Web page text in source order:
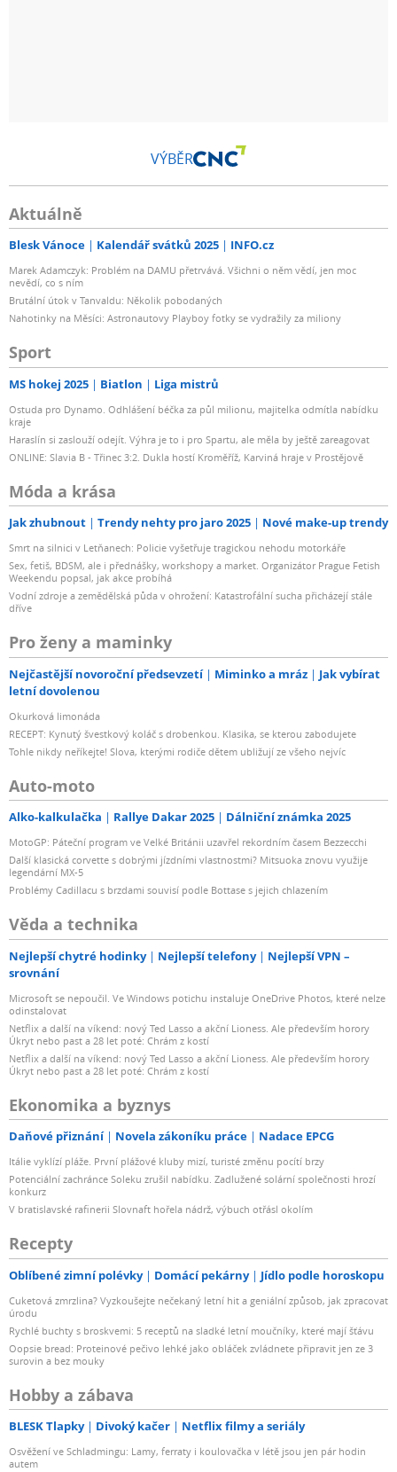
VÝBĚR
Aktuálně
Blesk Vánoce Kalendář svátků 2025 INFO.cz
Marek Adamczyk: Problém na DAMU přetrvává. Všichni o něm vědí, jen moc
nevědí, co s ním
Brutální útok v Tanvaldu: Několik pobodaných
Nahotinky na Měsíci: Astronautovy Playboy fotky se vydražily za miliony
Sport
MS hokej 2025 Biatlon Liga mistrů
Ostuda pro Dynamo. Odhlášení béčka za půl milionu, majitelka odmítla nabídku
kraje
Haraslín si zaslouží odejít. Výhra je to i pro Spartu, ale měla by ještě zareagovat
ONLINE: Slavia B - Třinec 3:2. Dukla hostí Kroměříž, Karviná hraje v Prostějově
Móda a krása
Jak zhubnout Trendy nehty pro jaro 2025 Nové make-up trendy
Smrt na silnici v Letňanech: Policie vyšetřuje tragickou nehodu motorkáře
Sex, fetiš, BDSM, ale i přednášky, workshopy a market. Organizátor Prague Fetish
Weekendu popsal, jak akce probíhá
Vodní zdroje a zemědělská půda v ohrožení: Katastrofální sucha přicházejí stále
dříve
Pro ženy a maminky
Nejčastější novoroční předsevzetí Miminko a mráz
Jak vybírat
letní dovolenou
Okurková limonáda
RECEPT: Kynutý švestkový koláč s drobenkou. Klasika, se kterou zabodujete
Tohle nikdy neříkejte! Slova, kterými rodiče dětem ubližují ze všeho nejvíc
Auto-moto
Alko-kalkulačka Rallye Dakar 2025 Dálniční známka 2025
MotoGP: Páteční program ve Velké Británii uzavřel rekordním časem Bezzecchi
Další klasická corvette s dobrými jízdními vlastnostmi? Mitsuoka znovu využije
legendární MX-5
Problémy Cadillacu s brzdami souvisí podle Bottase s jejich chlazením
Věda a technika
Nejlepší chytré hodinky Nejlepší telefony
Nejlepší VPN –
srovnání
Microsoft se nepoučil. Ve Windows potichu instaluje OneDrive Photos, které nelze
odinstalovat
Netflix a další na víkend: nový Ted Lasso a akční Lioness. Ale především horory
Úkryt nebo past a 28 let poté: Chrám z kostí
Netflix a další na víkend: nový Ted Lasso a akční Lioness. Ale především horory
Úkryt nebo past a 28 let poté: Chrám z kostí
Ekonomika a byznys
Daňové přiznání Novela zákoníku práce Nadace EPCG
Itálie vyklízí pláže. První plážové kluby mizí, turisté změnu pocítí brzy
Potenciální zachránce Soleku zrušil nabídku. Zadlužené solární společnosti hrozí
konkurz
V bratislavské rafinerii Slovnaft hořela nádrž, výbuch otřásl okolím
Recepty
Oblíbené zimní polévky Domácí pekárny Jídlo podle horoskopu
Cuketová zmrzlina? Vyzkoušejte nečekaný letní hit a geniální způsob, jak zpracovat
úrodu
Rychlé buchty s broskvemi: 5 receptů na sladké letní moučníky, které mají šťávu
Oopsie bread: Proteinové pečivo lehké jako obláček zvládnete připravit jen ze 3
surovin a bez mouky
Hobby a zábava
BLESK Tlapky Divoký kačer Netflix filmy a seriály
Osvěžení ve Schladmingu: Lamy, ferraty i koulovačka v létě jsou jen pár hodin
autem